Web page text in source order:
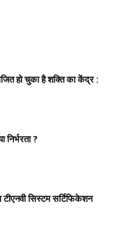
हो चुका है शक्ति का केंद्र :
?
सिस्टम सर्टिफिकेशन